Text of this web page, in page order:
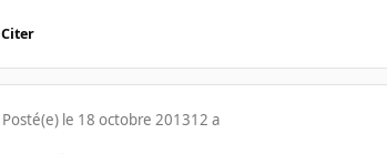
Citer
Posté(e) le 18 octobre 201312 a